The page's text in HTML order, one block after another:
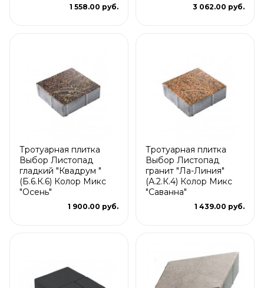
1 558.00 руб. 3 062.00 руб.
Тротуарная плитка
Выбор Листопад
гладкий "Квадрум "
(Б.6.К.6) Колор Микс
"Осень"
1 900.00 руб.
Тротуарная плитка
Выбор Листопад
гранит "Ла-Линия"
(А.2.К.4) Колор Микс
"Саванна"
1 439.00 руб.